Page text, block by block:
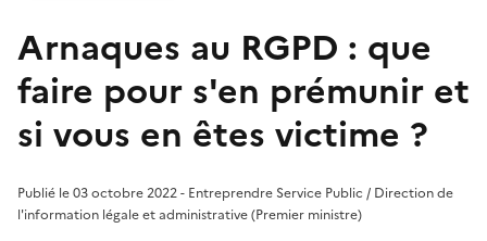
Arnaques au RGPD : que
faire pour s'en prémunir et
si vous en êtes victime ?
Publié le 03 octobre 2022 - Entreprendre Service Public / Direction de
l'information légale et administrative (Premier ministre)